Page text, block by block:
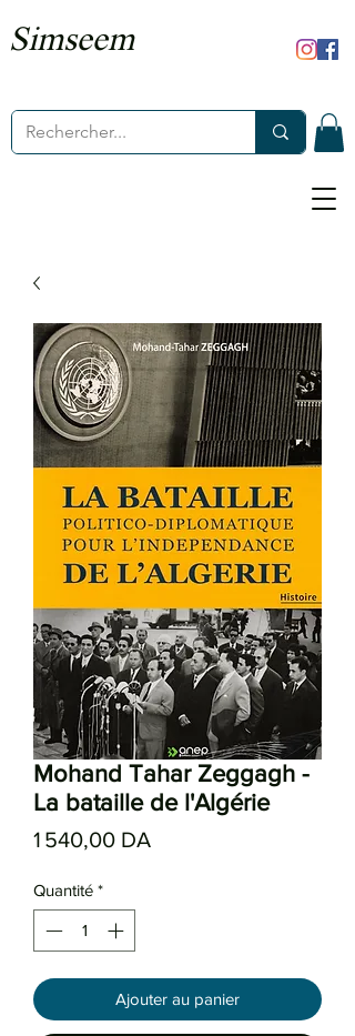
Simseem
Mohand Tahar Zeggagh -
La bataille de l'Algérie
1 540,00 DA
Quantité *
Ajouter au panier